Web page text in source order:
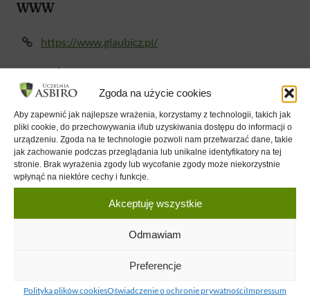
Zgoda na użycie cookies
Aby zapewnić jak najlepsze wrażenia, korzystamy z technologii, takich jak
pliki cookie, do przechowywania i/lub uzyskiwania dostępu do informacji o
urządzeniu. Zgoda na te technologie pozwoli nam przetwarzać dane, takie
jak zachowanie podczas przeglądania lub unikalne identyfikatory na tej
stronie. Brak wyrażenia zgody lub wycofanie zgody może niekorzystnie
wpłynąć na niektóre cechy i funkcje.
Akceptuję wszystkie
Odmawiam
Preferencje
Polityka plików cookiesOświadczenie o ochronie prywatnościImpressum
WWW
https://www.glaubicz.pl/
Kontakt
Te informacje są dostępne tylko dla aktywnych członków
Klubu ASBiRO
Wykłady
08 PAŹ 2023
prośbę